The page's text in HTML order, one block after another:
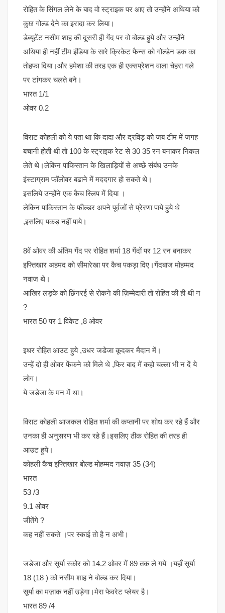
रोहित के सिंगल लेने के बाद वो स्ट्राइक पर आए तो उन्होंने अथिया को
कुछ गोल्ड देने का इरादा कर लिया।
डेब्यूटेंट नसीम शाह की दूसरी ही गेंद पर वो बोल्ड हुये और उन्होंने
अथिया ही नहीं टीम इंडिया के सारे क्रिकेट फैन्स को गोल्डेन डक का
तोहफा दिया।और हमेशा की तरह एक ही एक्सप्रेशन वाला चेहरा गले
पर टांगकर चलते बने।
भारत 1/1
ओवर 0.2
विराट कोहली को ये पता था कि दादा और द्रविड़ को जब टीम में जगह
बचानी होती थी तो 100 के स्ट्राइक रेट से 30 35 रन बनाकर निकल
लेते थे।लेकिन पाकिस्तान के खिलाड़ियों से अच्छे संबंध उनके
इंस्टाग्राम फॉलोवर बढाने में मददगार हो सकते थे।
इसलिये उन्होंने एक कैच स्लिप में दिया ।
लेकिन पाकिस्तान के फील्डर अपने पूर्वजों से प्रेरणा पाये हुये थे
,इसलिए पकड़ नहीं पाये।
8वें ओवर की अंतिम गेंद पर रोहित शर्मा 18 गेंदों पर 12 रन बनाकर
इफ्तिखार अहमद को सीमारेखा पर कैच पकड़ा दिए।गेंदबाज मोहम्मद
नवाज थे।
आखिर लड़के को छिंनरई से रोकने की ज़िम्मेदारी तो रोहित की ही थी न
?
भारत 50 पर 1 विकेट ,8 ओवर
इधर रोहित आउट हुये ,उधर जडेजा कूदकर मैदान में।
उन्हें दो ही ओवर फेंकने को मिले थे ,फिर बाद में कहो चल्ला भी न दें ये
लोग।
ये जडेजा के मन में था।
विराट कोहली आजकल रोहित शर्मा की कप्तानी पर शोध कर रहे हैं और
उनका ही अनुसरण भी कर रहे हैं।इसलिए ठीक रोहित की तरह ही
आउट हुये।
कोहली कैच इफ्तिखार बोल्ड मोहम्मद नवाज़ 35 (34)
भारत
53 /3
9.1 ओवर
जीतेंगे ?
कह नहीं सकते ।पर स्काई तो है न अभी।
जडेजा और सूर्या स्कोर को 14.2 ओवर में 89 तक ले गये ।यहाँ सूर्या
18 (18 ) को नसीम शाह ने बोल्ड कर दिया।
सूर्या का मज़ाक नहीं उड़ेगा।मेरा फेवरेट प्लेयर है।
भारत 89 /4